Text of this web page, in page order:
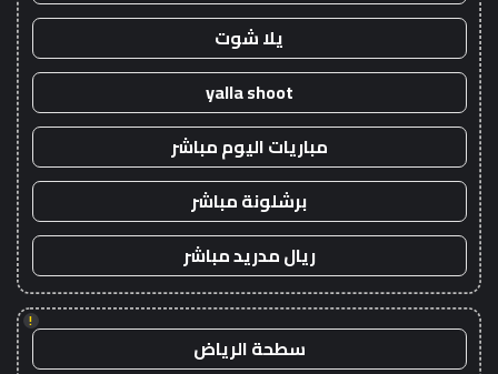
يلا شوت
yalla shoot
مباريات اليوم مباشر
برشلونة مباشر
ريال مدريد مباشر
!
سطحة الرياض